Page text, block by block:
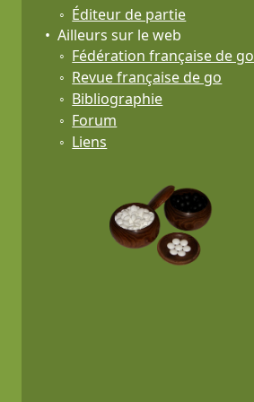
Éditeur de partie
Ailleurs sur le web
Fédération française de go
Revue française de go
Bibliographie
Forum
Liens